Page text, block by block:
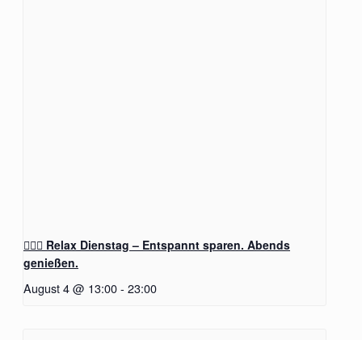
🧖‍♂️✨ Relax Dienstag – Entspannt sparen. Abends
genießen.
August 4 @ 13:00- 23:00